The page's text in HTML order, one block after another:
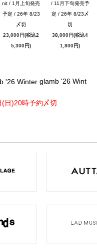
nit / 1月上旬発売
予定 / 26年 8/23
〆切
23,000円(税込2
5,300円)
/ 11月下旬発売予
定 / 26年 8/23〆
切
38,000円(税込4
1,800円)
glamb '26 Wint
(日)20時予約〆切